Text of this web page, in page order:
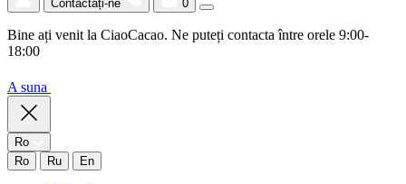
Contactați-ne
0
Bine ați venit la CiaoCacao. Ne puteți contacta între orele 9:00-
18:00
A suna
Ro
Ro
Ru En